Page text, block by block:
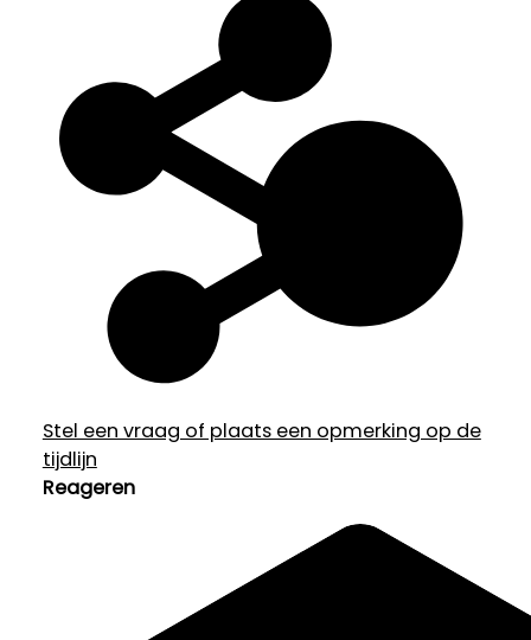
Stel een vraag of plaats een opmerking op de
tijdlijn
Reageren